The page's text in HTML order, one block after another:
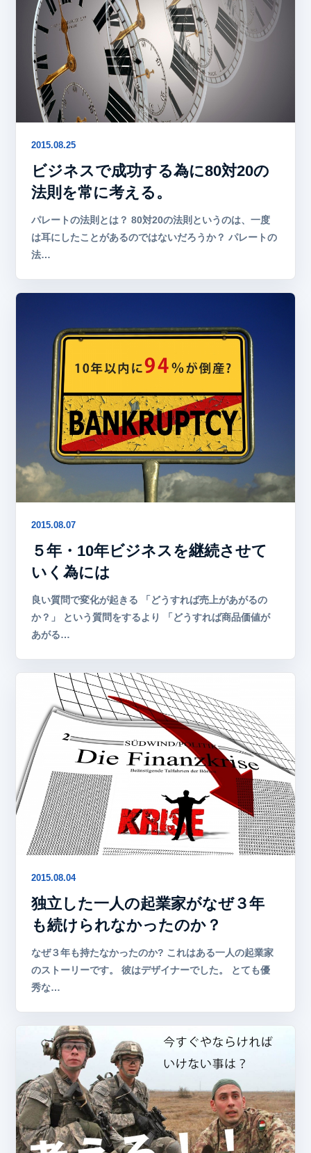
2015.08.25
ビジネスで成功する為に80対20の
法則を常に考える。
パレートの法則とは？ 80対20の法則というのは、一度
は耳にしたことがあるのではないだろうか？ パレートの
法…
2015.08.07
５年・10年ビジネスを継続させて
いく為には
良い質問で変化が起きる 「どうすれば売上があがるの
か？」 という質問をするより 「どうすれば商品価値が
あがる…
2015.08.04
独立した一人の起業家がなぜ３年
も続けられなかったのか？
なぜ３年も持たなかったのか? これはある一人の起業家
のストーリーです。 彼はデザイナーでした。 とても優
秀な…